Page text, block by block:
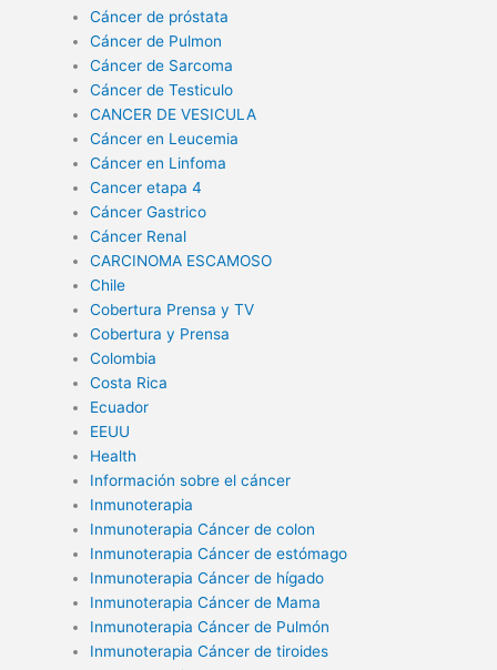
Cáncer de próstata
Cáncer de Pulmon
Cáncer de Sarcoma
Cáncer de Testiculo
CANCER DE VESICULA
Cáncer en Leucemia
Cáncer en Linfoma
Cancer etapa 4
Cáncer Gastrico
Cáncer Renal
CARCINOMA ESCAMOSO
Chile
Cobertura Prensa y TV
Cobertura y Prensa
Colombia
Costa Rica
Ecuador
EEUU
Health
Información sobre el cáncer
Inmunoterapia
Inmunoterapia Cáncer de colon
Inmunoterapia Cáncer de estómago
Inmunoterapia Cáncer de hígado
Inmunoterapia Cáncer de Mama
Inmunoterapia Cáncer de Pulmón
Inmunoterapia Cáncer de tiroides